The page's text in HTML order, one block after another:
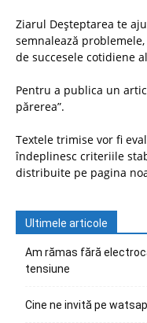
Ziarul Deșteptarea te
semnalează
de succesele cotidiene
Pentru a publica un
părerea”.
Textele trimise vor fi
îndeplinesc criteriile
distribuite pe pagina
Ultimele articole
Am rămas fără
tensiune
Cine ne invită pe